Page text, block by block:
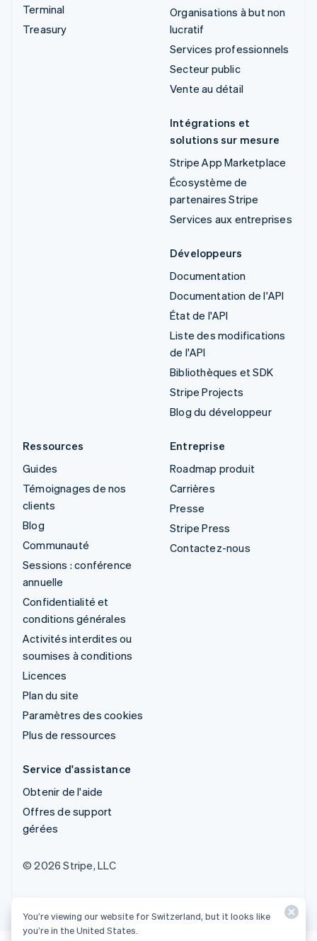
Terminal
Treasury
Organisations à but non
lucratif
Services professionnels
Secteur public
Vente au détail
Intégrations et
solutions sur mesure
Stripe App Marketplace
Écosystème de
partenaires Stripe
Services aux entreprises
Développeurs
Documentation
Documentation de l'API
État de l'API
Liste des modifications
de l'API
Bibliothèques et SDK
Stripe Projects
Blog du développeur
Ressources
Guides
Témoignages de nos
clients
Blog
Communauté
Sessions : conférence
annuelle
Confidentialité et
conditions générales
Activités interdites ou
soumises à conditions
Licences
Plan du site
Paramètres des cookies
Plus de ressources
Entreprise
Roadmap produit
Carrières
Presse
Stripe Press
Contactez-nous
Service d'assistance
Obtenir de l'aide
Offres de support
gérées
© 2026 Stripe, LLC
You’re viewing our website for Switzerland, but it looks like
you’re in the United States.